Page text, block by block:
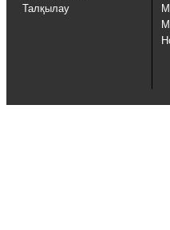
Талқылау